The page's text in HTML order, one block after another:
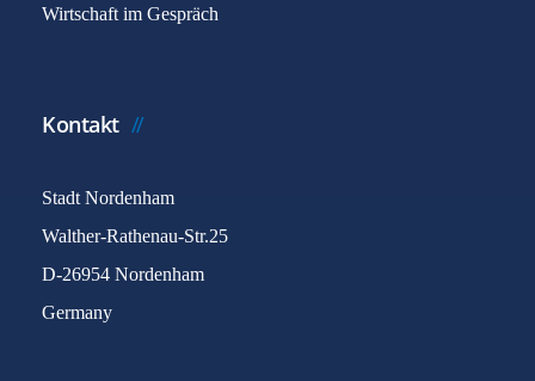
Wirtschaft im Gespräch
Kontakt
Stadt Nordenham
Walther-Rathenau-Str.25
D-26954 Nordenham
Germany